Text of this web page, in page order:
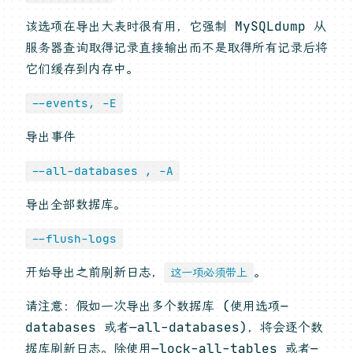
该选项在导出大表时很有用，它强制 MySQLdump 从
服务器查询取得记录直接输出而不是取得所有记录后将
它们缓存到内存中。
--events, -E
导出事件
--all-databases , -A
导出全部数据库。
--flush-logs
开始导出之前刷新日志， 这一项必须带上 。
请注意：假如一次导出多个数据库 (使用选项—
databases 或者—all-databases)，将会逐个数
据库刷新日志。除使用—lock-all-tables 或者—